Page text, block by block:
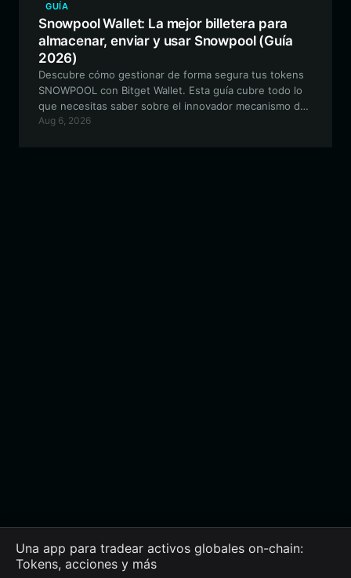
GUÍA
Snowpool Wallet: La mejor billetera para
almacenar, enviar y usar Snowpool (Guía
2026)
Descubre cómo gestionar de forma segura tus tokens
SNOWPOOL con Bitget Wallet. Esta guía cubre todo lo
que necesitas saber sobre el innovador mecanismo de
pools.trade y cómo optimizar tu experiencia en DeFi.
Aug 6, 2026
Una app para tradear activos globales on-chain:
Tokens, acciones y más